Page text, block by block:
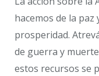
hacemos de la
prosperidad.
de guerra y
estos recursos se